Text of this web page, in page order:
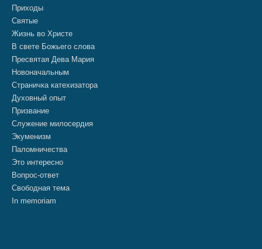
Приходы
Святые
Жизнь во Христе
В свете Божьего слова
Пресвятая Дева Мария
Новоначальным
Страничка катехизатора
Духовный опыт
Призвание
Служение милосердия
Экуменизм
Паломничества
Это интересно
Вопрос-ответ
Свободная тема
In memoriam